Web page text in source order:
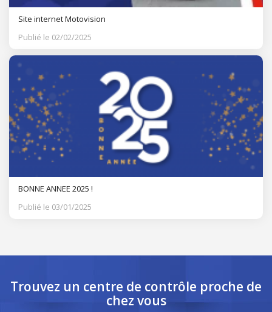
Site internet Motovision
Publié le 02/02/2025
BONNE ANNEE 2025 !
Publié le 03/01/2025
Trouvez un centre de contrôle proche de
chez vous